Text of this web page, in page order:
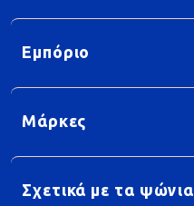
Εμπόριο
Μάρκες
Σχετικά με τα ψώνια